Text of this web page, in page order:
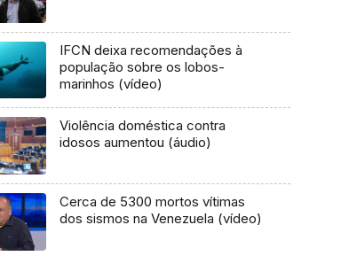
IFCN deixa recomendações à
população sobre os lobos-
marinhos (vídeo)
Violência doméstica contra
idosos aumentou (áudio)
Cerca de 5300 mortos vítimas
dos sismos na Venezuela (vídeo)